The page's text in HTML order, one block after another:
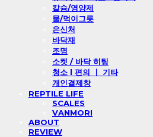
칼슘/영양제
물/먹이그릇
은신처
바닥재
조명
소켓 / 바닥 히팅
청소 l 편의 ㅣ 기타
개인결제창
REPTILE LIFE
SCALES
VANMORI
ABOUT
REVIEW